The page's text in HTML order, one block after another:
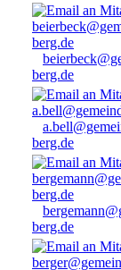
berg.de
berg.de
berg.de